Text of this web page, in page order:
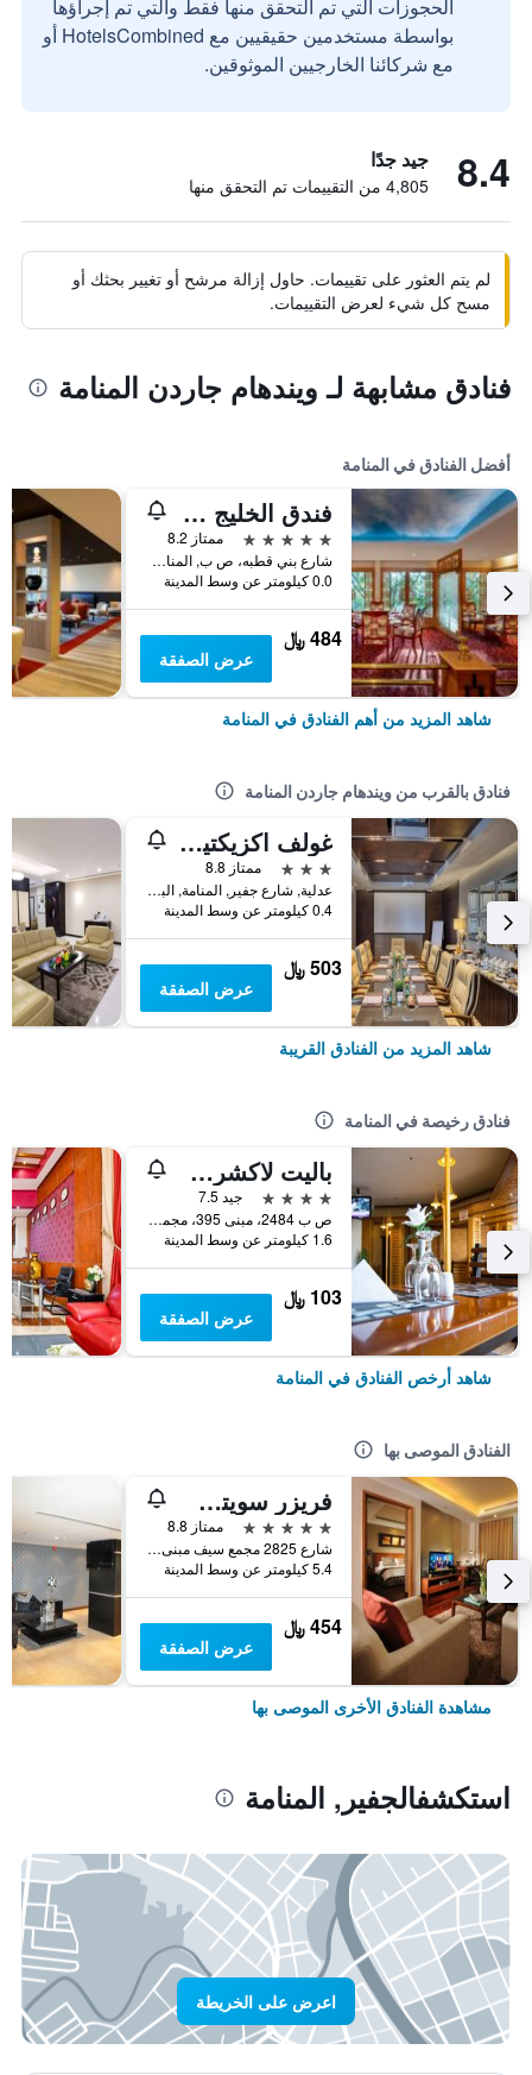
الحجوزات التي تم التحقق منها فقط والتي تم إجراؤها
بواسطة مستخدمين حقيقيين مع HotelsCombined أو
مع شركائنا الخارجيين الموثوقين.
8.4 جيد جدًا
4,805 من التقييمات تم التحقق منها
لم يتم العثور على تقييمات. حاول إزالة مرشح أو تغيير بحثك أو
مسح كل شيء لعرض التقييمات.
فنادق مشابهة لـ ويندهام جاردن المنامة
أفضل الفنادق في المنامة
فندق الخليج قاعة مؤتمرات وسبا
5 نجوم
ممتاز 8.2
شارع بني قطبه، ص ب, المنامة, البحرين
0.0 كيلومتر عن وسط المدينة
484 ﷼
عرض الصفقة
شاهد المزيد من أهم الفنادق في المنامة
فنادق بالقرب من ويندهام جاردن المنامة
غولف اكزيكتيف ريزيدنس
3 نجوم
ممتاز 8.8
عدلية, شارع جفير, المنامة, البحرين
0.4 كيلومتر عن وسط المدينة
503 ﷼
عرض الصفقة
شاهد المزيد من الفنادق القريبة
فنادق رخيصة في المنامة
باليت لاكشري مارينا فيو، المعروف سابقًا باسم فندق هابي دايز
4 نجوم
جيد 7.5
ص ب 2484، مبنى 395، مجمع 319، شارع 1912, المنامة, البحرين
1.6 كيلومتر عن وسط المدينة
103 ﷼
عرض الصفقة
شاهد أرخص الفنادق في المنامة
الفنادق الموصى بها
فريزر سويتس سيف البحرين
5 نجوم
ممتاز 8.8
شارع 2825 مجمع سيف مبنى رقم 428, المنامة, البحرين
5.4 كيلومتر عن وسط المدينة
454 ﷼
عرض الصفقة
مشاهدة الفنادق الأخرى الموصى بها
استكشفالجفير, المنامة
اعرض على الخريطة